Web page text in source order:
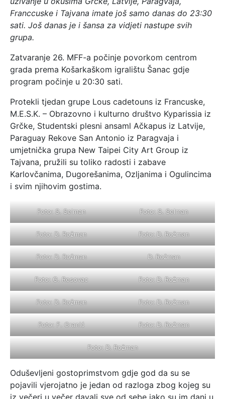
Franccuske i Tajvana imate još samo danas do 23:30
sati. Još danas je i šansa za vidjeti nastupe svih
grupa.
Zatvaranje 26. MFF-a počinje povorkom centrom
grada prema Košarkaškom igralištu Šanac gdje
program počinje u 20:30 sati.
Protekli tjedan grupe Lous cadetouns iz Francuske,
M.E.S.K. – Obrazovno i kulturno društvo Kyparissia iz
Grčke, Studentski plesni ansaml Ačkapus iz Latvije,
Paraguay Rekove San Antonio iz Paragvaja i
umjetnička grupa New Taipei City Art Group iz
Tajvana, pružili su toliko radosti i zabave
Karlovčanima, Dugorešanima, Ozljanima i Ogulincima
i svim njihovim gostima.
Foto: S. Selman Foto: S. Selman
Foto: D. Rožman Foto: D. Rožman
Foto: D. Rožman D. Rožman
Foto: G. Resovac Foto: D. Rožman
Foto: D. Rožman Foto: D. Rožman
Foto: F. Granić Foto: D. Rožman
Foto: D. Rožman
Oduševljeni gostoprimstvom gdje god da su se
pojavili vjerojatno je jedan od razloga zbog kojeg su
iz večeri u večer davali sve od sebe iako su im dani u